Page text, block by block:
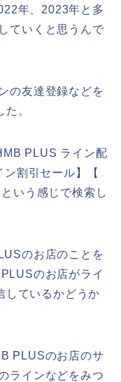
年、2023年と多
ていくと思うんで
の友達登録などを
。
PLUS ライン配
割引セール】【
いう感じで検索し
のお店のことを
のお店がライ
しているかどうか
PLUSのお店のサ
ラインなどをみつ